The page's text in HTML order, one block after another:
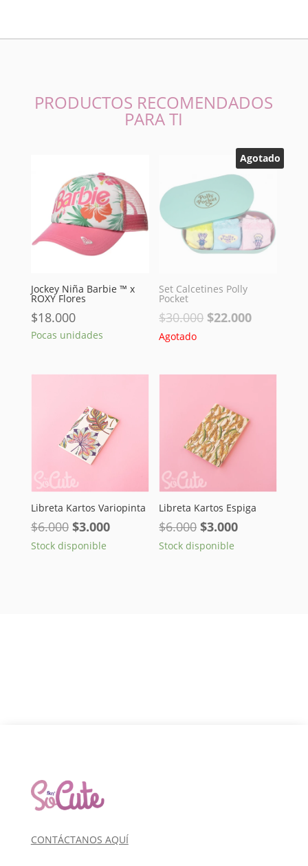
PRODUCTOS RECOMENDADOS
PARA TI
Jockey Niña Barbie ™ x
ROXY Flores
$18.000
Pocas unidades
Agotado
Set Calcetines Polly
Pocket
$30.000 El
era:
$22.000El
es:
Agotado
Libreta Kartos Variopinta
$6.000 El
precio
$3.000El
Stock disponible
Libreta Kartos Espiga
$6.000 El
precio
$3.000El
Stock disponible
CONTÁCTANOS AQUÍ